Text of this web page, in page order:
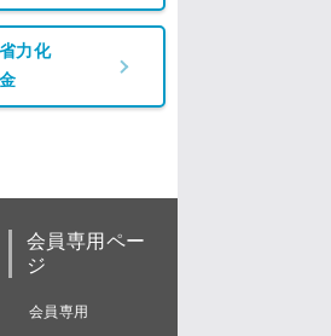
力化
会員専用ペー
ジ
会員専用